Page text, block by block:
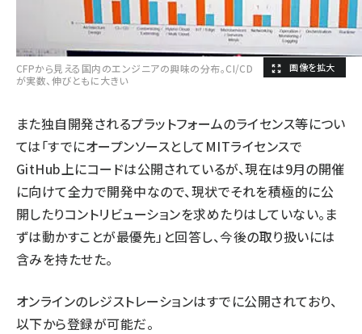
CFPから見える国内のエンジニアの興味の分布。CI/CD
が実数、伸びともに大きい
また独自開発されるプラットフォームのライセンス等につい
ては「すでにオープンソースとしてMITライセンスで
GitHub上にコードは公開されているが、現在は9月の開催
に向けて全力で開発中なので、現状でそれを積極的に公
開したりコントリビューションを求めたりはしていない。ま
ずは動かすことが最優先」と回答し、今後の取り扱いには
含みを持たせた。
オンラインのレジストレーションはすでに公開されており、
以下から登録が可能だ。